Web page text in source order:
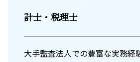
計士・税理士
大手監査法人での豊富な実務経